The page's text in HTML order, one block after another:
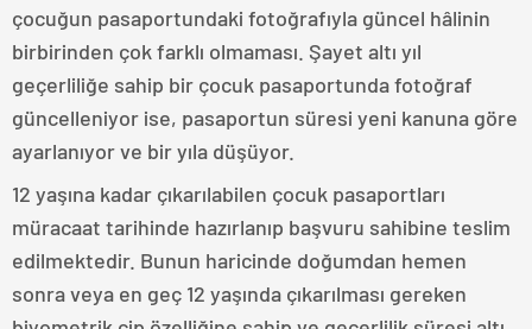
çocuğun pasaportundaki fotoğrafıyla güncel hâlinin
birbirinden çok farklı olmaması. Şayet altı yıl
geçerliliğe sahip bir çocuk pasaportunda fotoğraf
güncelleniyor ise, pasaportun süresi yeni kanuna göre
ayarlanıyor ve bir yıla düşüyor.
12 yaşına kadar çıkarılabilen çocuk pasaportları
müracaat tarihinde hazırlanıp başvuru sahibine teslim
edilmektedir. Bunun haricinde doğumdan hemen
sonra veya en geç 12 yaşında çıkarılması gereken